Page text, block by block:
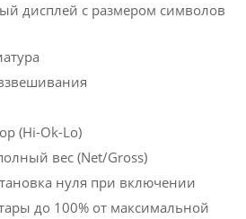
дисплей с размером символов
(Hi-Ok-Lo)
вес (Net/Gross)
нуля при включении
до 100% от максимальной